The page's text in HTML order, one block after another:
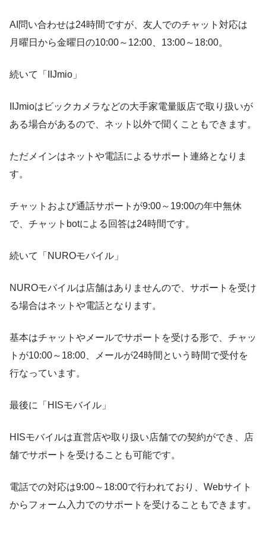
AI問い合わせは24時間ですが、友人でのチャット対応は
月曜日から金曜日の10:00～12:00、13:00～18:00。
続いて「IIJmio」
IIJmioはビックカメラなどの大手家電量販店で取り扱いが
ある場合があるので、ネット以外で聞くこともできます。
ただメインはネットや電話によるサポート連絡となりま
す。
チャットおよび通話サポートが9:00～19:00の年中無休
で、チャットbotによる回答は24時間です。
続いて「NUROモバイル」
NUROモバイルは店舗はありませんので、サポートを受け
る場合はネットや電話となります。
基本はチャットやメールでサポートを受ける形で、チャッ
トが10:00～18:00、メールが24時間という時間で受付を
行なっています。
最後に「HISモバイル」
HISモバイルは直営店や取り扱い店舗での契約ができ、店
舗でサポートを受けることも可能です。
電話での対応は9:00～18:00で行われており、Webサイト
からフォーム入力でのサポートを受けることもできます。